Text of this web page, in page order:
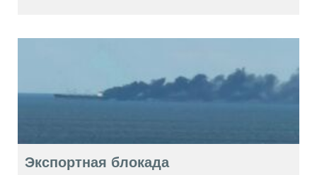
Экспортная блокада